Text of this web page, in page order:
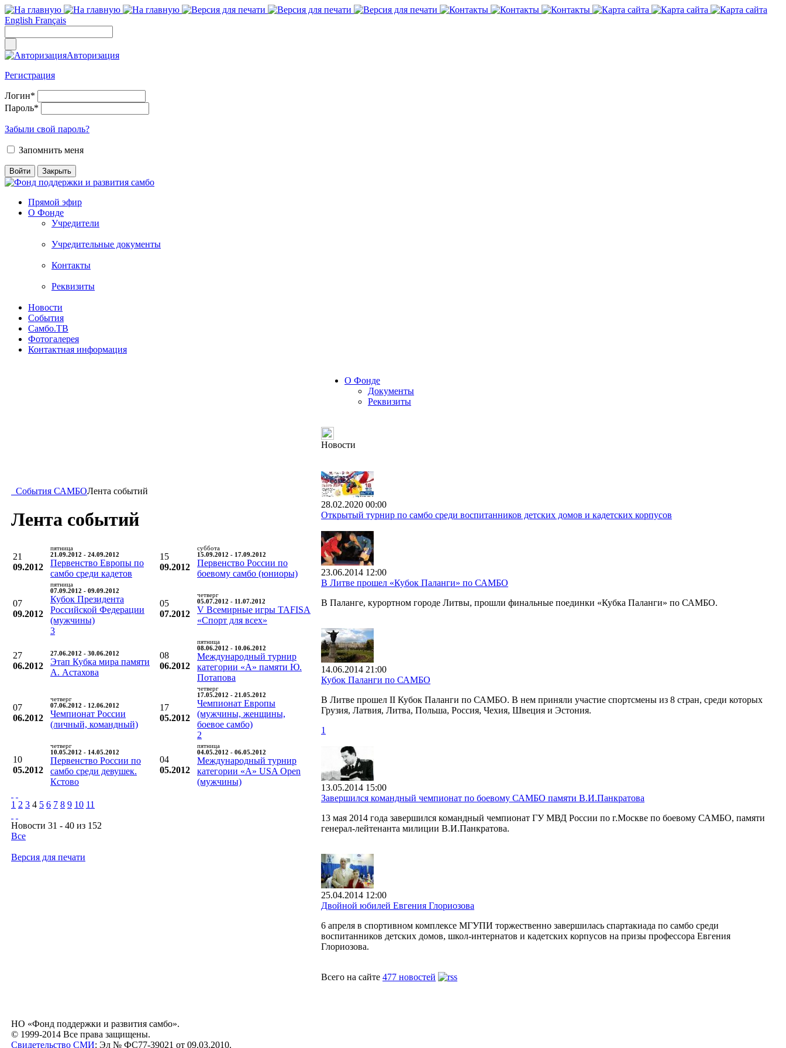
English Français
Авторизация
Регистрация
Логин*
Пароль*
Забыли свой пароль?
Запомнить меня
Прямой эфир
О Фонде
Учредители
Учредительные документы
Контакты
Реквизиты
Новости
События
Самбо.ТВ
Фотогалерея
Контактная информация
События САМБОЛента событий
Лента событий
21
09.2012
пятница
21.09.2012 - 24.09.2012
Первенство Европы по
самбо среди кадетов
15
09.2012
суббота
15.09.2012 - 17.09.2012
Первенство России по
боевому самбо (юниоры)
07
09.2012
пятница
07.09.2012 - 09.09.2012
Кубок Президента
Российской Федерации
(мужчины)
3
05
07.2012
четверг
05.07.2012 - 11.07.2012
V Всемирные игры TAFISA
«Спорт для всех»
27
06.2012
27.06.2012 - 30.06.2012
Этап Кубка мира памяти
А. Астахова
08
06.2012
пятница
08.06.2012 - 10.06.2012
Международный турнир
категории «А» памяти Ю.
Потапова
07
06.2012
четверг
07.06.2012 - 12.06.2012
Чемпионат России
(личный, командный)
17
05.2012
четверг
17.05.2012 - 21.05.2012
Чемпионат Европы
(мужчины, женщины,
боевое самбо)
2
10
05.2012
четверг
10.05.2012 - 14.05.2012
Первенство России по
самбо среди девушек.
Кстово
04
05.2012
пятница
04.05.2012 - 06.05.2012
Международный турнир
категории «А» USA Open
(мужчины)
1 2 3 4 5 6 7 8 9 10 11
Новости 31 - 40 из 152
Все
Версия для печати
О Фонде
Документы
Реквизиты
Новости
28.02.2020 00:00
Открытый турнир по самбо среди воспитанников детских домов и кадетских корпусов
23.06.2014 12:00
В Литве прошел «Кубок Паланги» по САМБО
В Паланге, курортном городе Литвы, прошли финальные поединки «Кубка Паланги» по САМБО.
14.06.2014 21:00
Кубок Паланги по САМБО
В Литве прошел II Кубок Паланги по САМБО. В нем приняли участие спортсмены из 8 стран, среди которых
Грузия, Латвия, Литва, Польша, Россия, Чехия, Швеция и Эстония.
1
13.05.2014 15:00
Завершился командный чемпионат по боевому САМБО памяти В.И.Панкратова
13 мая 2014 года завершился командный чемпионат ГУ МВД России по г.Москве по боевому САМБО, памяти
генерал-лейтенанта милиции В.И.Панкратова.
25.04.2014 12:00
Двойной юбилей Евгения Глориозова
6 апреля в спортивном комплексе МГУПИ торжественно завершилась спартакиада по самбо среди
воспитанников детских домов, школ-интернатов и кадетских корпусов на призы профессора Евгения
Глориозова.
Всего на сайте 477 новостей
НО «Фонд поддержки и развития самбо».
© 1999-2014 Все права защищены.
Свидетельство СМИ: Эл № ФС77-39021 от 09.03.2010.